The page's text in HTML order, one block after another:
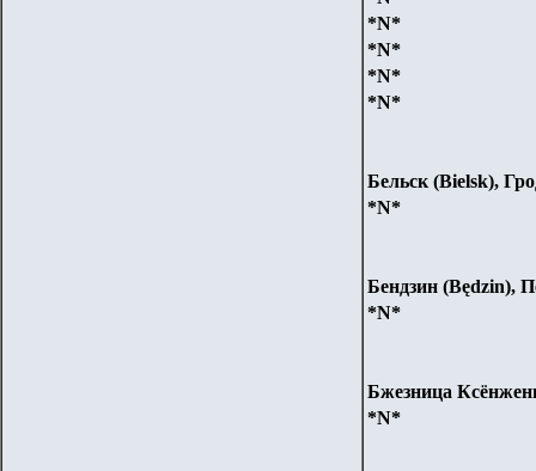
*N*
*N*
*N*
*N*
Бельск (Bielsk),
*N*
Бендзин (Będzin),
*N*
Бжезница
*N*